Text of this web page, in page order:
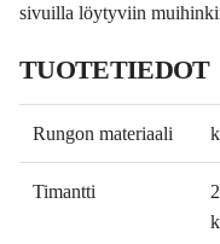
sivuilla löytyviin
TUOTETIEDOT
Rungon materiaali
Timantti